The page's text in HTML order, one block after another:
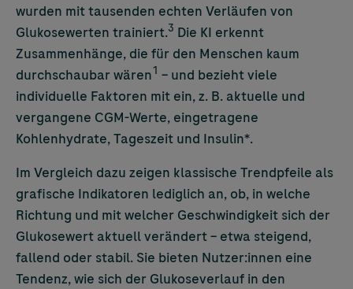
wurden mit tausenden echten Verläufen von
Glukosewerten trainiert.3 Die KI erkennt
Zusammenhänge, die für den Menschen kaum
durchschaubar wären1 – und bezieht viele
individuelle Faktoren mit ein, z. B. aktuelle und
vergangene CGM-Werte, eingetragene
Kohlenhydrate, Tageszeit und Insulin*.
Im Vergleich dazu zeigen klassische Trendpfeile als
grafische Indikatoren lediglich an, ob, in welche
Richtung und mit welcher Geschwindigkeit sich der
Glukosewert aktuell verändert – etwa steigend,
fallend oder stabil. Sie bieten Nutzer:innen eine
Tendenz, wie sich der Glukoseverlauf in den